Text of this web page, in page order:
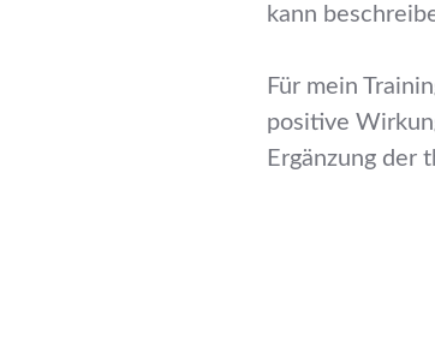
kann
Für mein
positive
Ergänzung der